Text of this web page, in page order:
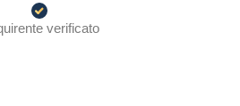
verificato